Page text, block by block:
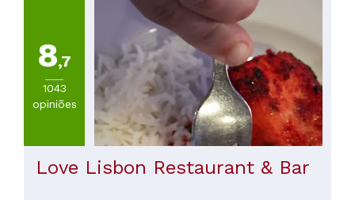
8,7
1043
opiniões
Love Lisbon Restaurant & Bar